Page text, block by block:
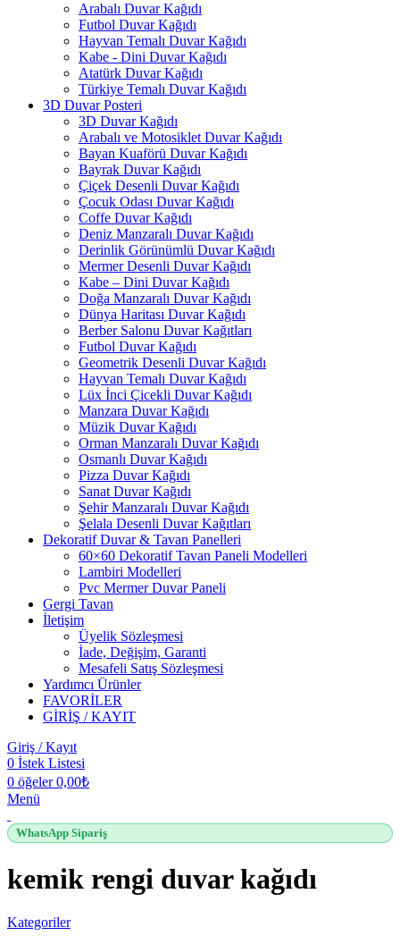
Arabalı Duvar Kağıdı
Futbol Duvar Kağıdı
Hayvan Temalı Duvar Kağıdı
Kabe - Dini Duvar Kağıdı
Atatürk Duvar Kağıdı
Türkiye Temalı Duvar Kağıdı
3D Duvar Posteri
3D Duvar Kağıdı
Arabalı ve Motosiklet Duvar Kağıdı
Bayan Kuaförü Duvar Kağıdı
Bayrak Duvar Kağıdı
Çiçek Desenli Duvar Kağıdı
Çocuk Odası Duvar Kağıdı
Coffe Duvar Kağıdı
Deniz Manzaralı Duvar Kağıdı
Derinlik Görünümlü Duvar Kağıdı
Mermer Desenli Duvar Kağıdı
Kabe – Dini Duvar Kağıdı
Doğa Manzaralı Duvar Kağıdı
Dünya Haritası Duvar Kağıdı
Berber Salonu Duvar Kağıtları
Futbol Duvar Kağıdı
Geometrik Desenli Duvar Kağıdı
Hayvan Temalı Duvar Kağıdı
Lüx İnci Çicekli Duvar Kağıdı
Manzara Duvar Kağıdı
Müzik Duvar Kağıdı
Orman Manzaralı Duvar Kağıdı
Osmanlı Duvar Kağıdı
Pizza Duvar Kağıdı
Sanat Duvar Kağıdı
Şehir Manzaralı Duvar Kağıdı
Şelala Desenli Duvar Kağıtları
Dekoratif Duvar & Tavan Panelleri
60×60 Dekoratif Tavan Paneli Modelleri
Lambiri Modelleri
Pvc Mermer Duvar Paneli
Gergi Tavan
İletişim
Üyelik Sözleşmesi
İade, Değişim, Garanti
Mesafeli Satış Sözleşmesi
Yardımcı Ürünler
FAVORİLER
GİRİŞ / KAYIT
Giriş / Kayıt
0 İstek Listesi
0 öğeler 0,00₺
Menü
WhatsApp Sipariş
kemik rengi duvar kağıdı
Kategoriler